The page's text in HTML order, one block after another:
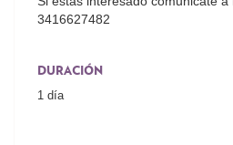
3416627482
DURACIÓN
1 día